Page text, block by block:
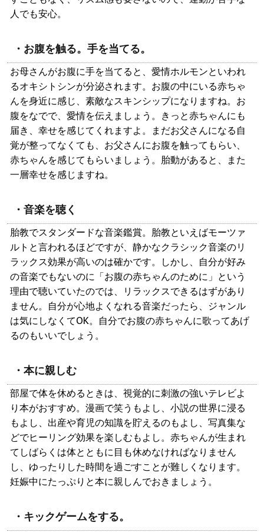
人でも安心。
・お腹を触る。手を当てる。
お母さんがお腹に手を当てると、愛情ホルモンといわれ
るオキシトシンが分泌されます。お腹の中にいる赤ちゃ
んを身近に感じ、素敵なスキンシップになりますね。お
腹をなでで、愛情を伝えましょう。きっと赤ちゃんにも
届き、幸せを感じてくれますよ。まだお父さんになる自
覚が整ってなくても、お父さんにお腹を触ってもらい、
赤ちゃんを感じてもらいましょう。胎動があると、また
一層幸せを感じますね。
・音楽を聴く
胎教でスタンダードな音楽鑑賞。胎教といえばモーツァ
ルトと言われるほどですが、静かなクラシック音楽のリ
ラックス効果が高いのは確かです。しかし、自分が好み
の音楽でもないのに「お腹の赤ちゃんのために」という
理由で聴いていたのでは、リラックスできるはずがあり
ません。自分が心地よくなれる音楽だったら、ジャンル
は気にしなくてOK。自分でお腹の赤ちゃんに歌ってあげ
るのもいいでしょう。
・本に親しむ
部屋で体を休めるときは、視覚的に刺激の強いテレビよ
り本がおすすめ。漫画で笑うもよし、小説の世界に浸る
もよし、出産や育児の知識を貯えるのもよし、写真集な
どでヒーリング効果を楽しむもよし。赤ちゃんが生まれ
てしばらくは体とともに目も休めなければなりません
し、ゆったりした時間を過ごすことが難しくなります。
妊娠中にたっぷりと本に親しんでおきましょう。
・キックゲームをする。